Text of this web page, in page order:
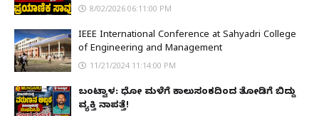
8/02/2026 06:11:00 PM
IEEE International Conference at Sahyadri College
of Engineering and Management
11/21/2024 11:14:00 PM
ಬಂಟ್ವಾಳ: ಧೋ ಮಳೆಗೆ ಕಾಲುಸಂಕದಿಂದ ತೋಡಿಗೆ ಬಿದ್ದು
ವ್ಯಕ್ತಿ ನಾಪತ್ತೆ!